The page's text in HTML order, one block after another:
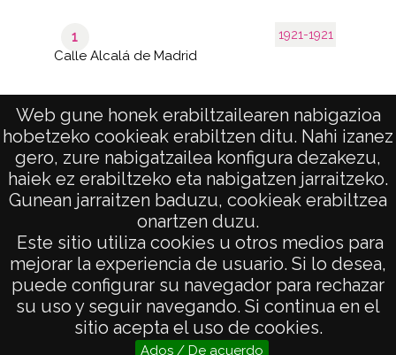
Web gune honek erabiltzailearen nabigazioa
hobetzeko cookieak erabiltzen ditu. Nahi izanez
gero, zure nabigatzailea konfigura dezakezu,
haiek ez erabiltzeko eta nabigatzen jarraitzeko.
Gunean jarraitzen baduzu, cookieak erabiltzea
onartzen duzu.
Este sitio utiliza cookies u otros medios para
mejorar la experiencia de usuario. Si lo desea,
puede configurar su navegador para rechazar
su uso y seguir navegando. Si continua en el
sitio acepta el uso de cookies.
Ados / De acuerdo
1921-1921
1
Calle Alcalá de Madrid
de 1
páginas
1–11
de 11
results
AVISO LEGAL
POLÍTICA DE PRIVACIDAD
ACCESIBILIDAD
ATENCIÓN CIUDADANA